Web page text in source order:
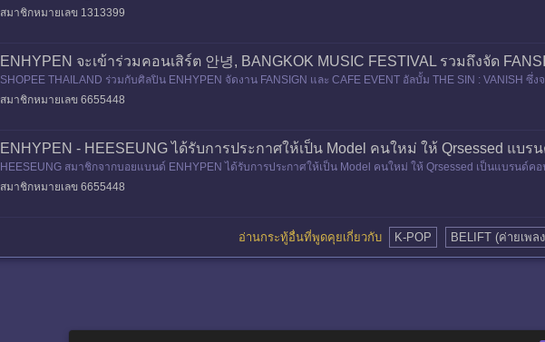
House Husband Season 2
สมาชิกหมายเลข 1313399
ENHYPEN จะเข้าร่วมคอนเสิร์ต 안녕, BANGKOK MUSIC FESTIVAL รวมถึงจัด
SHOPEE THAILAND ร่วมกับศิลปิน ENHYPEN จัดงาน FANSIGN และ CAFE EVENT อัลบั้ม THE SIN : VANISH
GN จะจัดขึ้นที่ Central World ชั้น 7 ทั้งนี้ HEESEUNG
สมาชิกหมายเลข 6655448
ENHYPEN - HEESEUNG ได้รับการประกาศให้เป็น Model คนใหม่ ให้ Qrsessed แบ
HEESEUNG สมาชิกจากบอยแบนด์ ENHYPEN ได้รับการประกาศให้เป็น Model คนใหม่ ให้ Qrsessed เป็นแบรน
และกำลังมาแรงในเกาหลีใต้เช่นกัน ข่าวดังกล่าวได้รับกา
สมาชิกหมายเลข 6655448
อ่านกระทู้อื่นที่พูดคุยเกี่ยวกับ K-POP BELIFT (ค่ายเพล